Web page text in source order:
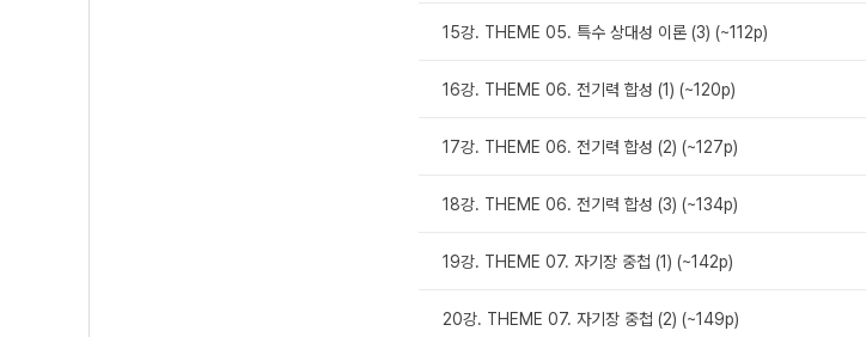
15강. THEME 05. 특수 상대성 이론 (3) (~112p)
16강. THEME 06. 전기력 합성 (1) (~120p)
17강. THEME 06. 전기력 합성 (2) (~127p)
18강. THEME 06. 전기력 합성 (3) (~134p)
19강. THEME 07. 자기장 중첩 (1) (~142p)
20강. THEME 07. 자기장 중첩 (2) (~149p)